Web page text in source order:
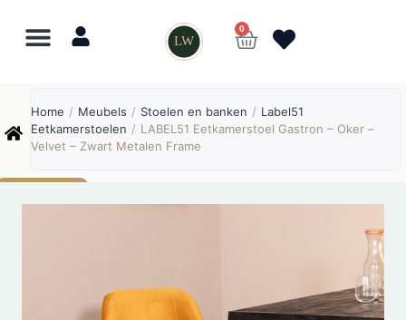
LW
0
Home / Meubels / Stoelen en banken / Label51
Eetkamerstoelen / LABEL51 Eetkamerstoel Gastron – Oker –
Velvet – Zwart Metalen Frame
Online